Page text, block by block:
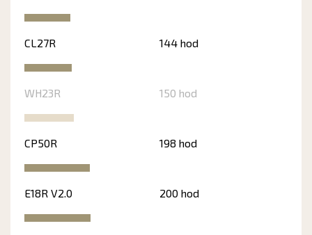
CL27R 144 hod
WH23R 150 hod
CP50R 198 hod
E18R V2.0 200 hod